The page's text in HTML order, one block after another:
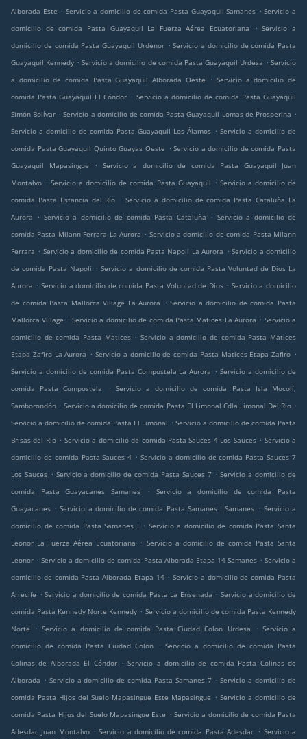
Alborada Este . Servicio a domicilio de comida Pasta Guayaquil Samanes . Servicio a
domicilio de comida Pasta Guayaquil La Fuerza Aérea Ecuatoriana
. Servicio a
domicilio de comida Pasta Guayaquil Urdenor . Servicio a domicilio de comida Pasta
Guayaquil Kennedy . Servicio a domicilio de comida Pasta Guayaquil Urdesa . Servicio
a domicilio de comida Pasta Guayaquil Alborada Oeste
. Servicio a domicilio de
comida Pasta Guayaquil El Cóndor . Servicio a domicilio de comida Pasta Guayaquil
Simón Bolívar . Servicio a domicilio de comida Pasta Guayaquil Lomas de Prosperina .
Servicio a domicilio de comida Pasta Guayaquil Los Álamos . Servicio a domicilio de
comida Pasta Guayaquil Quinto Guayas Oeste . Servicio a domicilio de comida Pasta
Guayaquil Mapasingue
.
Servicio a domicilio de comida Pasta Guayaquil Juan
Montalvo . Servicio a domicilio de comida Pasta Guayaquil . Servicio a domicilio de
comida Pasta Estancia del Rio . Servicio a domicilio de comida Pasta Cataluña La
Aurora
. Servicio a domicilio de comida Pasta Cataluña . Servicio a domicilio de
comida Pasta Milann Ferrara La Aurora . Servicio a domicilio de comida Pasta Milann
Ferrara . Servicio a domicilio de comida Pasta Napoli La Aurora . Servicio a domicilio
de comida Pasta Napoli . Servicio a domicilio de comida Pasta Voluntad de Dios La
Aurora . Servicio a domicilio de comida Pasta Voluntad de Dios . Servicio a domicilio
de comida Pasta Mallorca Village La Aurora
. Servicio a domicilio de comida Pasta
Mallorca Village . Servicio a domicilio de comida Pasta Matices La Aurora . Servicio a
domicilio de comida Pasta Matices . Servicio a domicilio de comida Pasta Matices
Etapa Zafiro La Aurora . Servicio a domicilio de comida Pasta Matices Etapa Zafiro .
Servicio a domicilio de comida Pasta Compostela La Aurora . Servicio a domicilio de
comida Pasta Compostela
. Servicio a domicilio de comida Pasta Isla Mocolí,
Samborondón . Servicio a domicilio de comida Pasta El Limonal Cdla Limonal Del Rio .
Servicio a domicilio de comida Pasta El Limonal . Servicio a domicilio de comida Pasta
Brisas del Rio . Servicio a domicilio de comida Pasta Sauces 4 Los Sauces . Servicio a
domicilio de comida Pasta Sauces 4 . Servicio a domicilio de comida Pasta Sauces 7
Los Sauces . Servicio a domicilio de comida Pasta Sauces 7 . Servicio a domicilio de
comida Pasta Guayacanes Samanes
.
Servicio a domicilio de comida Pasta
Guayacanes . Servicio a domicilio de comida Pasta Samanes I Samanes . Servicio a
domicilio de comida Pasta Samanes I . Servicio a domicilio de comida Pasta Santa
Leonor La Fuerza Aérea Ecuatoriana
. Servicio a domicilio de comida Pasta Santa
Leonor . Servicio a domicilio de comida Pasta Alborada Etapa 14 Samanes . Servicio a
domicilio de comida Pasta Alborada Etapa 14 . Servicio a domicilio de comida Pasta
Arrecife . Servicio a domicilio de comida Pasta La Ensenada . Servicio a domicilio de
comida Pasta Kennedy Norte Kennedy . Servicio a domicilio de comida Pasta Kennedy
Norte
. Servicio a domicilio de comida Pasta Ciudad Colon Urdesa . Servicio a
domicilio de comida Pasta Ciudad Colon
. Servicio a domicilio de comida Pasta
Colinas de Alborada El Cóndor
. Servicio a domicilio de comida Pasta Colinas de
Alborada . Servicio a domicilio de comida Pasta Samanes 7 . Servicio a domicilio de
comida Pasta Hijos del Suelo Mapasingue Este Mapasingue . Servicio a domicilio de
comida Pasta Hijos del Suelo Mapasingue Este . Servicio a domicilio de comida Pasta
Adesdac Juan Montalvo . Servicio a domicilio de comida Pasta Adesdac . Servicio a